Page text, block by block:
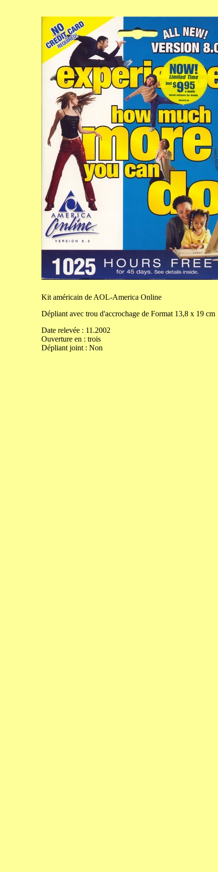
Kit américain de AOL-America Online
Dépliant avec trou d'accrochage de Format 13,8x 19cm
Date relevée : 11.2002
Ouverture en : trois
Dépliant joint : Non